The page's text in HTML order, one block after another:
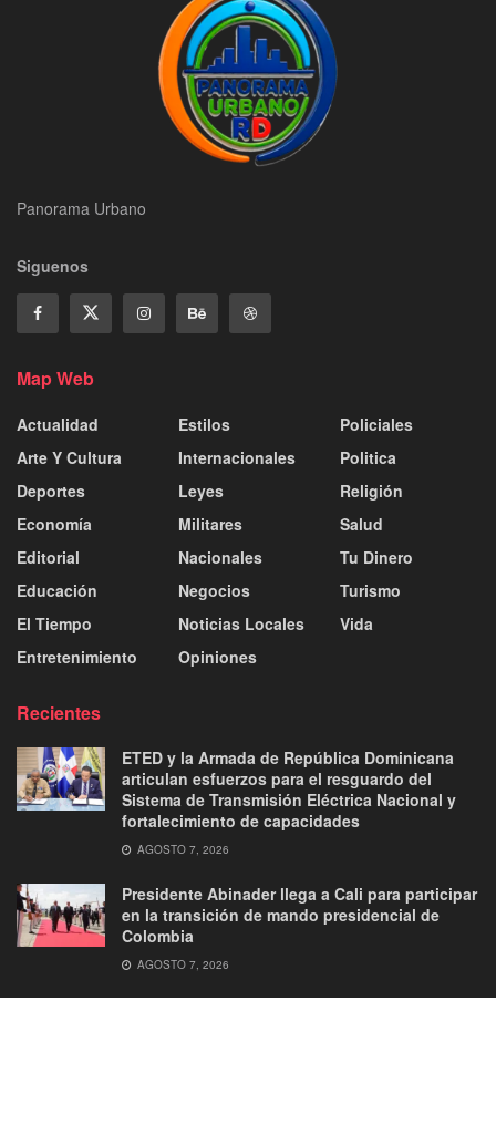
Panorama Urbano
Siguenos
Map Web
Actualidad
Arte Y Cultura
Deportes
Economía
Editorial
Educación
El Tiempo
Entretenimiento
Estilos
Internacionales
Leyes
Militares
Nacionales
Negocios
Noticias Locales
Opiniones
Policiales
Politica
Religión
Salud
Tu Dinero
Turismo
Vida
Recientes
ETED y la Armada de República Dominicana
articulan esfuerzos para el resguardo del
Sistema de Transmisión Eléctrica Nacional y
fortalecimiento de capacidades
AGOSTO 7, 2026
Presidente Abinader llega a Cali para participar
en la transición de mando presidencial de
Colombia
AGOSTO 7, 2026